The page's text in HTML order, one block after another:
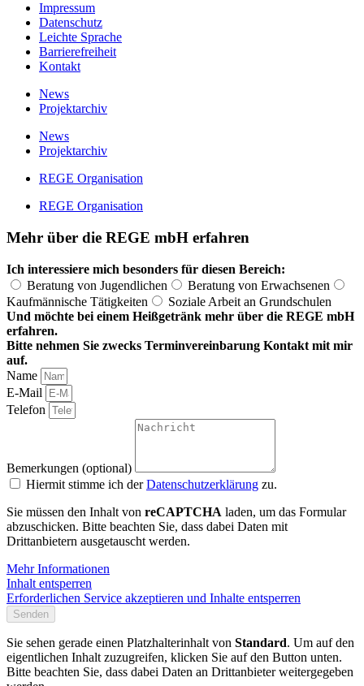
Impressum
Datenschutz
Leichte Sprache
Barrierefreiheit
Kontakt
News
Projektarchiv
News
Projektarchiv
REGE Organisation
REGE Organisation
Mehr über die REGE mbH erfahren
Ich interessiere mich besonders für diesen Bereich:
Beratung von Jugendlichen
Beratung von Erwachsenen
Kaufmännische Tätigkeiten
Soziale Arbeit an Grundschulen
Und möchte bei einem Heißgetränk mehr über die REGE mbH
erfahren.
Bitte nehmen Sie zwecks Terminvereinbarung Kontakt mit mir
auf.
Name
E-Mail
Telefon
Bemerkungen (optional)
Hiermit stimme ich derDatenschutzerklärung zu.
Sie müssen den Inhalt von reCAPTCHA laden, um das Formular
abzuschicken. Bitte beachten Sie, dass dabei Daten mit
Drittanbietern ausgetauscht werden.
Mehr Informationen
Inhalt entsperren
Erforderlichen Service akzeptieren und Inhalte entsperren
Senden
Sie sehen gerade einen Platzhalterinhalt von Standard. Um auf den
eigentlichen Inhalt zuzugreifen, klicken Sie auf den Button unten.
Bitte beachten Sie, dass dabei Daten an Drittanbieter weitergegeben